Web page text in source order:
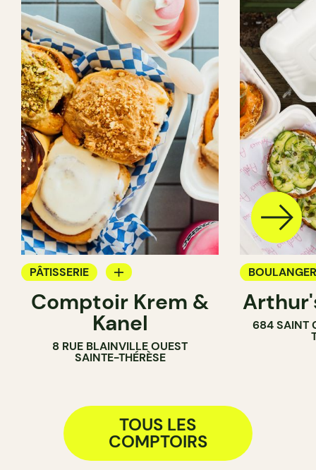
PÂTISSERIE
CRÈMERIE
Comptoir Krem &
Kanel
8 RUE BLAINVILLE OUEST
SAINTE-THÉRÈSE
COMPTOIR
684 SAINT
TOUS LES
COMPTOIRS